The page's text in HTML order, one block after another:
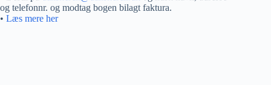
og telefonnr. og modtag bogen bilagt faktura.
• Læs mere her